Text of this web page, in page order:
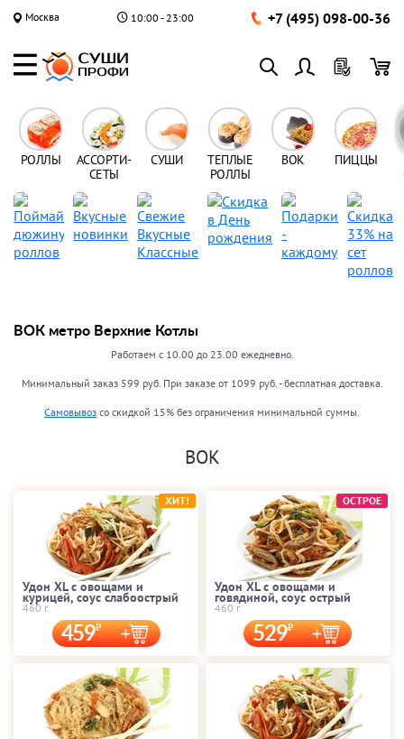
Москва 10:00 - 23:00 +7 (495) 098-00-36
РОЛЛЫ
АССОРТИ-
СЕТЫ
СУШИ
ТЕПЛЫЕ
РОЛЛЫ
ВОК ПИЦЦЫ
ВОК метро Верхние Котлы
Работаем с 10.00 до 23.00 ежедневно.
Минимальный заказ 599 руб. При заказе от 1099 руб. - бесплатная доставка.
Самовывоз со скидкой 15% без ограничения минимальной суммы.
ВОК
Удон XL с овощами и
курицей, соус слабоострый
460 г.
459
ХИТ!
Удон XL с овощами и
говядиной, соус острый
460 г.
529
ОСТРОЕ